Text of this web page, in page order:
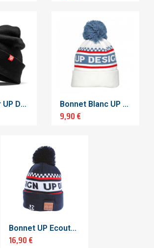
Bonnet Noir UP DESIGN Bonnet Blanc UP DESIGN
9,90 €
Bonnet UP Ecouteurs Bluetooth intégrés
16,90 €